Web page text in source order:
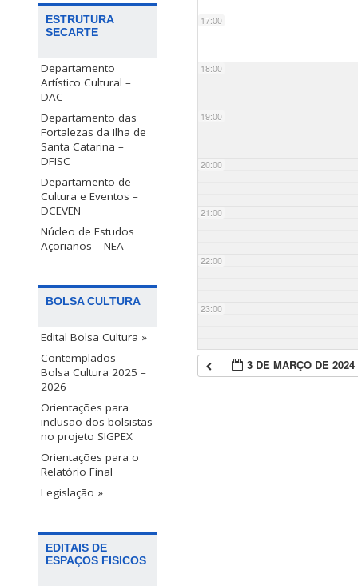
ESTRUTURA
SECARTE
Departamento
Artístico Cultural –
DAC
Departamento das
Fortalezas da Ilha de
Santa Catarina –
DFISC
Departamento de
Cultura e Eventos –
DCEVEN
Núcleo de Estudos
Açorianos – NEA
BOLSA CULTURA
Edital Bolsa Cultura »
Contemplados –
Bolsa Cultura 2025 –
2026
Orientações para
inclusão dos bolsistas
no projeto SIGPEX
Orientações para o
Relatório Final
Legislação »
EDITAIS DE
ESPAÇOS FISICOS
17:00
18:00
19:00
20:00
21:00
22:00
23:00
3 DE MARÇO DE 2024